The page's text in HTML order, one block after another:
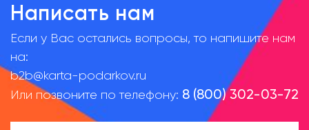
Написать нам
Если у Вас остались вопросы, то напишите нам
на:
b2b@karta-podarkov.ru
Или позвоните по телефону: 8 (800) 302-03-72